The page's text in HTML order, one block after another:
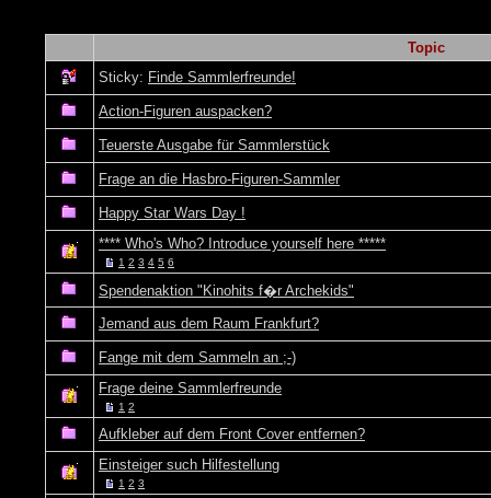
Topic
Sticky: Finde Sammlerfreunde!
Action-Figuren auspacken?
Teuerste Ausgabe für Sammlerstück
Frage an die Hasbro-Figuren-Sammler
Happy Star Wars Day !
**** Who's Who? Introduce yourself here *****
1 2 3 4 5 6
Spendenaktion "Kinohits f�r Archekids"
Jemand aus dem Raum Frankfurt?
Fange mit dem Sammeln an ;-)
Frage deine Sammlerfreunde
1 2
Aufkleber auf dem Front Cover entfernen?
Einsteiger such Hilfestellung
1 2 3